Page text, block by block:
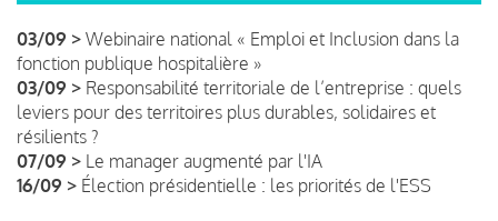
03/09 > Webinaire national « Emploi et Inclusion dans la
fonction publique hospitalière »
03/09 > Responsabilité territoriale de l’entreprise : quels
leviers pour des territoires plus durables, solidaires et
résilients ?
07/09 > Le manager augmenté par l'IA
16/09 > Élection présidentielle : les priorités de l'ESS